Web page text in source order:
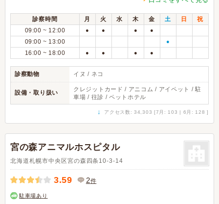
診察時間 月 火 水 木 金 土 日
祝
09:00 ~ 12:00
● ● ● ●
09:00 ~ 13:00 ●
16:00 ~ 18:00 ● ● ● ●
診察動物 イヌ / ネコ
設備・取り扱い
クレジットカード / アニコム / アイペット / 駐
車場 / 往診 / ペットホテル
↓ アクセス数: 34,303 [7月: 103 | 6月: 128 ]
宮の森アニマルホスピタル
北海道札幌市中央区宮の森四条10-3-14
3.59 2件
駐車場あり